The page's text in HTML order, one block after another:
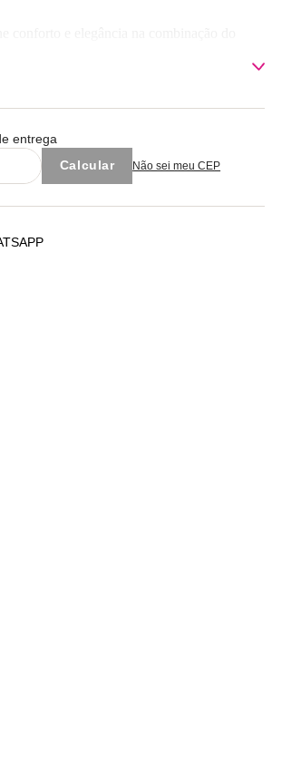
nos acabamentos. Ideal para seus
Corpo 100% Poliéster / Renda 100%
Poliéster
entrega
Não sei meu CEP